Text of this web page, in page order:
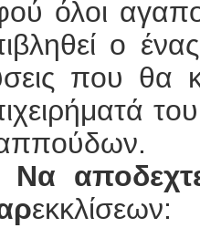
όλοι
ο
που θα
Να